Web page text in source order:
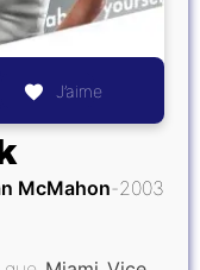
J’aime
McMahon 2003